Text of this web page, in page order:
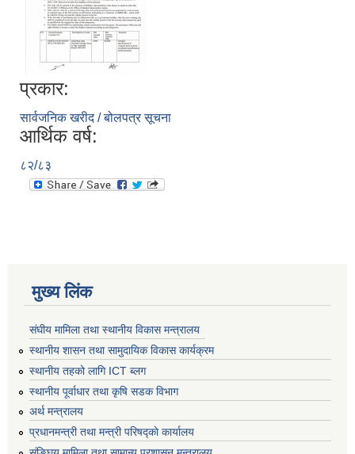
प्रकार:
सार्वजनिक खरीद / बोलपत्र सूचना
आर्थिक वर्ष:
८२/८३
मुख्य लिंक
संघीय मामिला तथा स्थानीय विकास मन्त्रालय
स्थानीय शासन तथा सामुदायिक विकास कार्यक्रम
स्थानीय तहको लागि ICT ब्लग
स्थानीय पूर्वाधार तथा कृषि सडक विभाग
अर्थ मन्त्रालय
प्रधानमन्त्री तथा मन्त्री परिषद्काे कार्यालय